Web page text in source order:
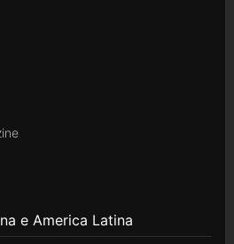
e America Latina